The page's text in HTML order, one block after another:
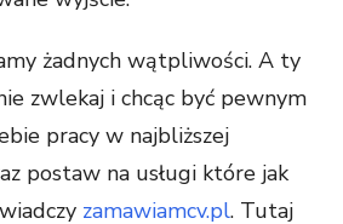
żadnych wątpliwości. A ty
zwlekaj i chcąc być pewnym
pracy w najbliższej
postaw na usługi które jak
zamawiamcv.pl. Tutaj